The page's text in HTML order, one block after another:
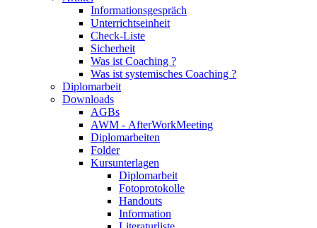
Informationsgespräch
Unterrichtseinheit
Check-Liste
Sicherheit
Was ist Coaching ?
Was ist systemisches Coaching ?
Diplomarbeit
Downloads
AGBs
AWM - AfterWorkMeeting
Diplomarbeiten
Folder
Kursunterlagen
Diplomarbeit
Fotoprotokolle
Handouts
Information